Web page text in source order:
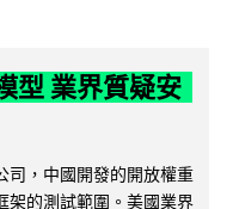
型 業界質疑安
司，中國開發的開放權重
架的測試範圍。美國業界